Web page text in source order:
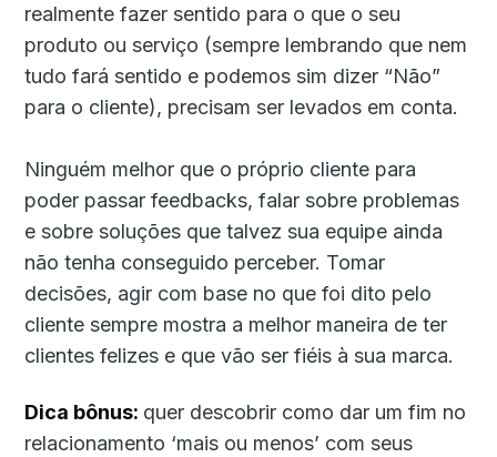
realmente fazer sentido para o que o seu
produto ou serviço (sempre lembrando que nem
tudo fará sentido e podemos sim dizer “Não”
para o cliente), precisam ser levados em conta.
Ninguém melhor que o próprio cliente para
poder passar feedbacks, falar sobre problemas
e sobre soluções que talvez sua equipe ainda
não tenha conseguido perceber. Tomar
decisões, agir com base no que foi dito pelo
cliente sempre mostra a melhor maneira de ter
clientes felizes e que vão ser fiéis à sua marca.
Dica bônus: quer descobrir como dar um fim no
relacionamento ‘mais ou menos’ com seus